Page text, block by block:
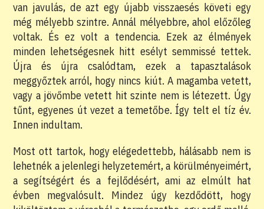
van javulás, de azt egy újabb visszaesés követi egy
még mélyebb szintre. Annál mélyebbre, ahol előzőleg
voltak. És ez volt a tendencia. Ezek az élmények
minden lehetségesnek hitt esélyt semmissé tettek.
Újra és újra csalódtam, ezek a tapasztalások
meggyőztek arról, hogy nincs kiút. A magamba vetett,
vagy a jövőmbe vetett hit szinte nem is létezett. Úgy
tűnt, egyenes út vezet a temetőbe. Így telt el tíz év.
Innen indultam.
Most ott tartok, hogy elégedettebb, hálásabb nem is
lehetnék a jelenlegi helyzetemért, a körülményeimért,
a segítségért és a fejlődésért, ami az elmúlt hat
évben megvalósult. Mindez úgy kezdődött, hogy